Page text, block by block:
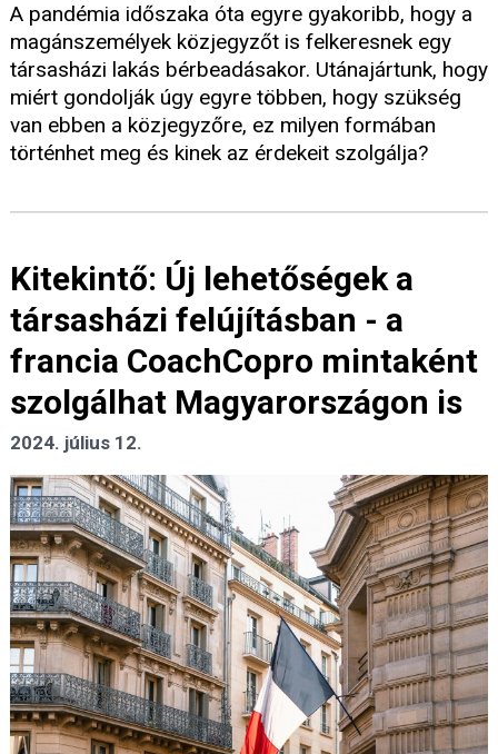
A pandémia időszaka óta egyre gyakoribb, hogy a
magánszemélyek közjegyzőt is felkeresnek egy
társasházi lakás bérbeadásakor. Utánajártunk, hogy
miért gondolják úgy egyre többen, hogy szükség
van ebben a közjegyzőre, ez milyen formában
történhet meg és kinek az érdekeit szolgálja?
Kitekintő: Új lehetőségek a
társasházi felújításban - a
francia CoachCopro mintaként
szolgálhat Magyarországon is
2024. július 12.